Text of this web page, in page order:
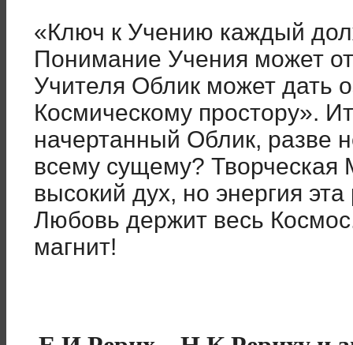
«Ключ к Учению каждый
Понимание Учения может
Учителя Облик может дать
Космическому простору».
начертанный Облик, разве
всему сущему?
высокий дух, но энергия
Любовь держит весь
магнит!